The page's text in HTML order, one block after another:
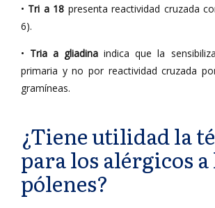
• Tri a 18 presenta reactividad cruzada
6).
• Tria a gliadina indica que la
primaria y no por reactividad cruzada
gramíneas.
¿Tiene utilidad la
para los alérgicos a
pólenes?